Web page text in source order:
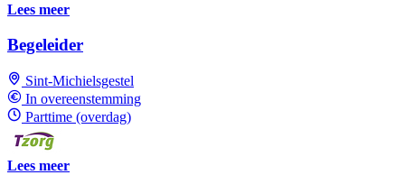
Lees meer
Begeleider
Sint-Michielsgestel
In overeenstemming
Parttime (overdag)
Lees meer